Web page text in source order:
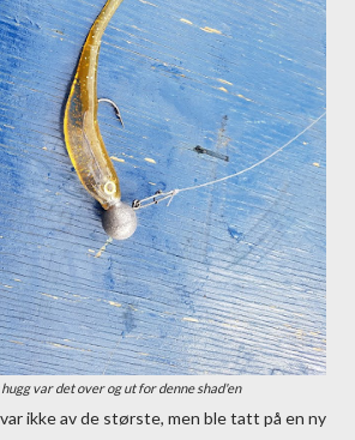
var det over og ut for denne shad'en
ikke av de største, men ble tatt på en ny